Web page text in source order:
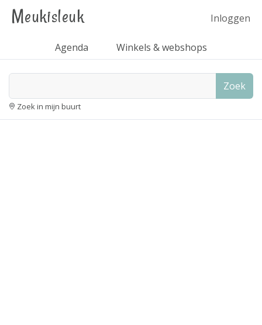
Meukisleuk Inloggen
Agenda Winkels & webshops
Zoek
Zoek in mijn buurt